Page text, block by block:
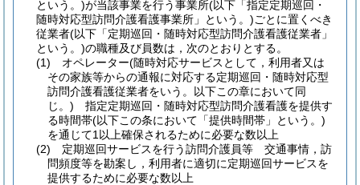
という。)が当該事業を行う事業所(以下「指定定期巡回・
随時対応型訪問介護看護事業所」という。)ごとに置くべき
従業者(以下「定期巡回・随時対応型訪問介護看護従業者」
という。)の職種及び員数は，次のとおりとする。
(1)
オペレーター(随時対応サービスとして，利用者又は
その家族等からの通報に対応する定期巡回・随時対応型
訪問介護看護従業者をいう。以下この章において同
じ。) 指定定期巡回・随時対応型訪問介護看護を提供す
る時間帯(以下この条において「提供時間帯」という。)
を通じて1以上確保されるために必要な数以上
(2)
定期巡回サービスを行う訪問介護員等 交通事情，訪
問頻度等を勘案し，利用者に適切に定期巡回サービスを
提供するために必要な数以上